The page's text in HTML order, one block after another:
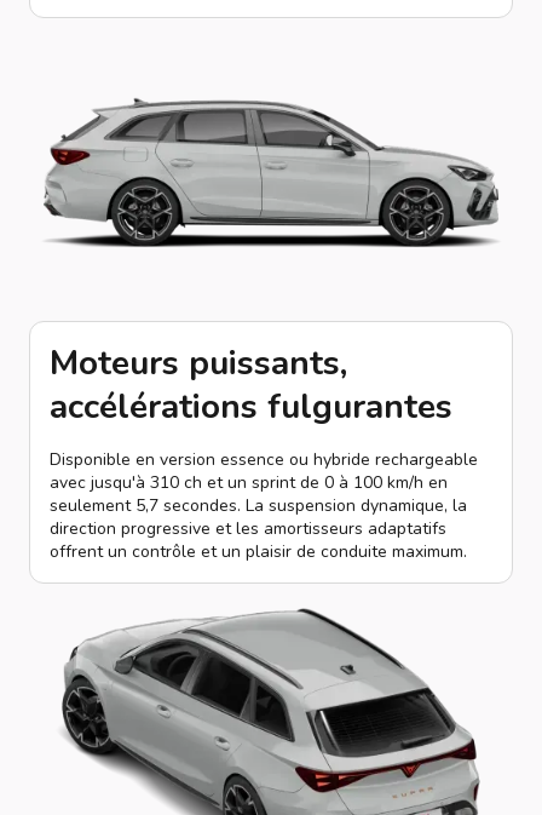
Moteurs puissants,
accélérations fulgurantes
Disponible en version essence ou hybride rechargeable
avec jusqu'à 310 ch et un sprint de 0 à 100 km/h en
seulement 5,7 secondes. La suspension dynamique, la
direction progressive et les amortisseurs adaptatifs
offrent un contrôle et un plaisir de conduite maximum.